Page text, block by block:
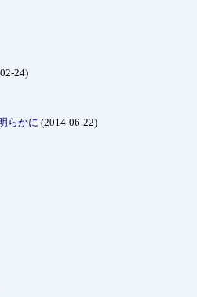
24)
らかに (2014-06-22)